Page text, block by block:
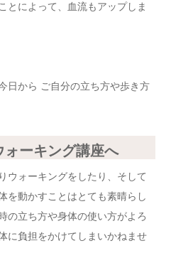
とによって、血流もアップしま
日から ご自分の立ち方や歩き方
ォーキング講座へ
ウォーキングをしたり、そして
を動かすことはとても素晴らし
の立ち方や身体の使い方がよろ
に負担をかけてしまいかねませ